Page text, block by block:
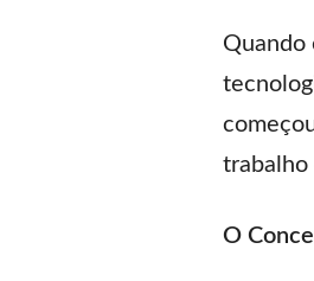
Quando
trabalho
O